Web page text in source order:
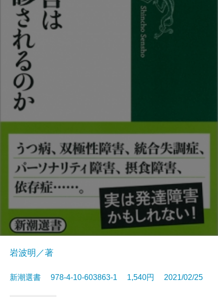
岩波明／著
新潮選書 978-4-10-603863-1 1,540円 2021/02/25